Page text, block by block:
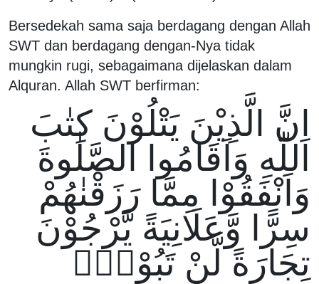
Bersedekah sama saja berdagang dengan Allah
SWT dan berdagang dengan-Nya tidak
mungkin rugi, sebagaimana dijelaskan dalam
Alquran. Allah SWT berfirman:
اِنَّ الَّذِيْنَ يَتْلُوْنَ كِتٰبَ
اللّٰهِ وَاَقَامُوا الصَّلٰوةَ
وَاَنْفَقُوْا مِمَّا رَزَقْنٰهُمْ
سِرًّا وَّعَلَانِيَةً يَّرْجُوْنَ
تِجَارَةً لَّنْ تَبُوْرَۙ